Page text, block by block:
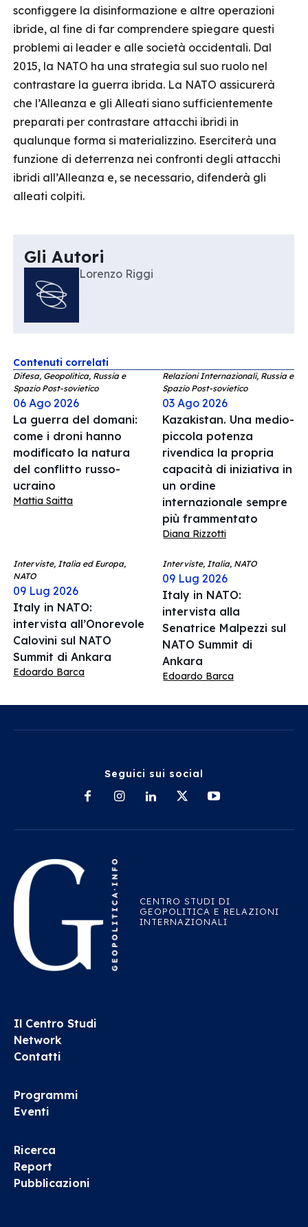
sconfiggere la disinformazione e altre operazioni
ibride, al fine di far comprendere spiegare questi
problemi ai leader e alle società occidentali. Dal
2015, la NATO ha una strategia sul suo ruolo nel
contrastare la guerra ibrida. La NATO assicurerà
che l’Alleanza e gli Alleati siano sufficientemente
preparati per contrastare attacchi ibridi in
qualunque forma si materializzino. Eserciterà una
funzione di deterrenza nei confronti degli attacchi
ibridi all’Alleanza e, se necessario, difenderà gli
alleati colpiti.
Gli Autori
Lorenzo Riggi
Contenuti correlati
Difesa, Geopolitica, Russia e
Spazio Post-sovietico
06 Ago 2026
La guerra del domani:
come i droni hanno
modificato la natura
del conflitto russo-
ucraino
Mattia Saitta
Relazioni Internazionali, Russia e
Spazio Post-sovietico
03 Ago 2026
Kazakistan. Una medio-
piccola potenza
rivendica la propria
capacità di iniziativa in
un ordine
internazionale sempre
più frammentato
Diana Rizzotti
Interviste, Italia ed Europa,
NATO
09 Lug 2026
Italy in NATO:
intervista all’Onorevole
Calovini sul NATO
Summit di Ankara
Edoardo Barca
Interviste, Italia, NATO
09 Lug 2026
Italy in NATO:
intervista alla
Senatrice Malpezzi sul
NATO Summit di
Ankara
Edoardo Barca
Seguici sui social
CENTRO STUDI DI
GEOPOLITICA E RELAZIONI
INTERNAZIONALI
Il Centro Studi
Network
Contatti
Programmi
Eventi
Ricerca
Report
Pubblicazioni